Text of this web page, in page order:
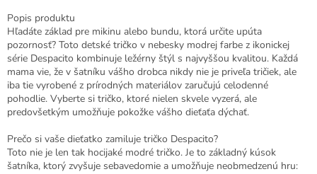
Popis produktu
Hľadáte základ pre mikinu alebo bundu, ktorá určite upúta
pozornosť? Toto detské tričko v nebesky modrej farbe z ikonickej
série Despacito kombinuje ležérny štýl s najvyššou kvalitou. Každá
mama vie, že v šatníku vášho drobca nikdy nie je priveľa tričiek, ale
iba tie vyrobené z prírodných materiálov zaručujú celodenné
pohodlie. Vyberte si tričko, ktoré nielen skvele vyzerá, ale
predovšetkým umožňuje pokožke vášho dieťaťa dýchať.
Prečo si vaše dieťatko zamiluje tričko Despacito?
Toto nie je len tak hocijaké modré tričko. Je to základný kúsok
šatníka, ktorý zvyšuje sebavedomie a umožňuje neobmedzenú hru: